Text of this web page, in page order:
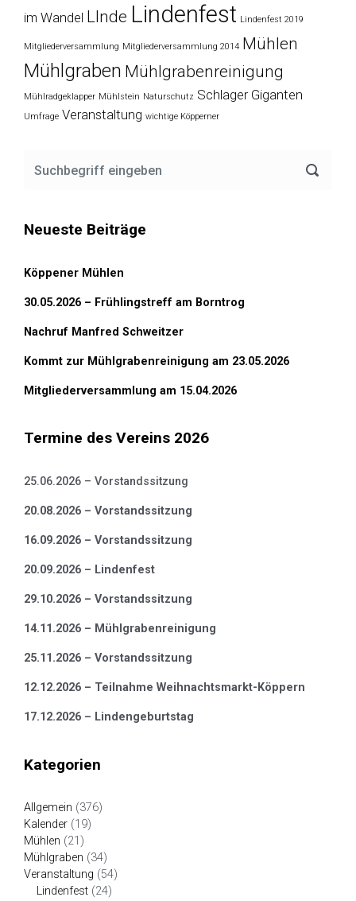
im Wandel LInde Lindenfest Lindenfest 2019
Mitgliederversammlung Mitgliederversammlung 2014 Mühlen
Mühlgraben Mühlgrabenreinigung
Mühlradgeklapper Mühlstein Naturschutz Schlager Giganten
Umfrage Veranstaltung wichtige Köpperner
Neueste Beiträge
Köppener Mühlen
30.05.2026 – Frühlingstreff am Borntrog
Nachruf Manfred Schweitzer
Kommt zur Mühlgrabenreinigung am 23.05.2026
Mitgliederversammlung am 15.04.2026
Termine des Vereins 2026
25.06.2026 – Vorstandssitzung
20.08.2026 – Vorstandssitzung
16.09.2026 – Vorstandssitzung
20.09.2026 – Lindenfest
29.10.2026 – Vorstandssitzung
14.11.2026 – Mühlgrabenreinigung
25.11.2026 – Vorstandssitzung
12.12.2026 – Teilnahme Weihnachtsmarkt-Köppern
17.12.2026 – Lindengeburtstag
Kategorien
Allgemein (376)
Kalender (19)
Mühlen (21)
Mühlgraben (34)
Veranstaltung (54)
Lindenfest (24)